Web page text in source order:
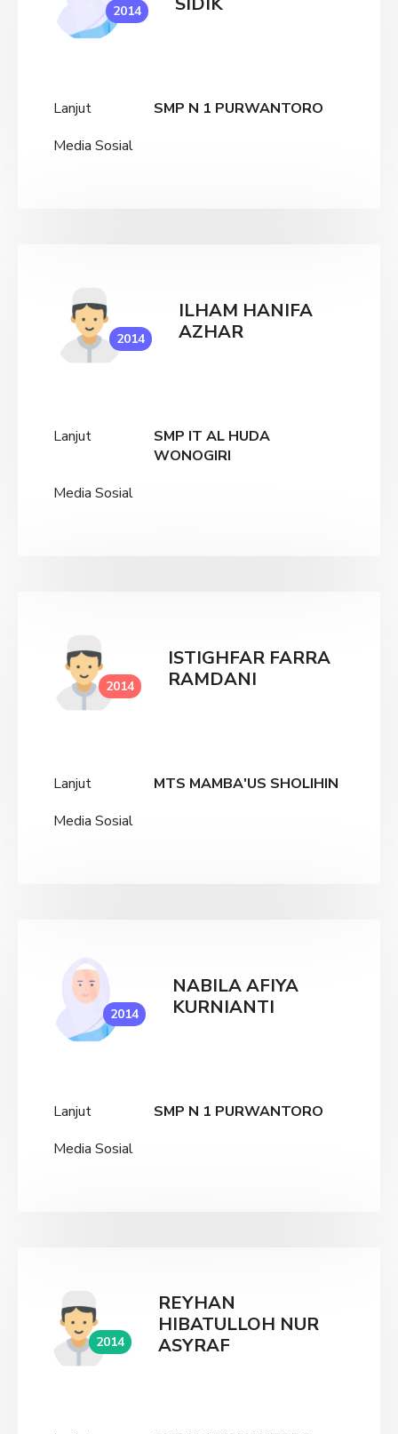
2014
Lanjut
SMP N 1 PURWANTORO
Media Sosial
2014
ILHAM HANIFA
AZHAR
Lanjut
SMP IT AL HUDA
WONOGIRI
Media Sosial
2014
ISTIGHFAR FARRA
RAMDANI
Lanjut
MTS MAMBA'US SHOLIHIN
Media Sosial
2014
NABILA AFIYA
KURNIANTI
Lanjut
SMP N 1 PURWANTORO
Media Sosial
2014
REYHAN
HIBATULLOH NUR
ASYRAF